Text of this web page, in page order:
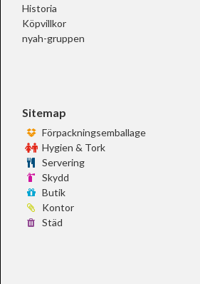
Historia
Köpvillkor
nyah-gruppen
Sitemap
Förpackningsemballage
Hygien & Tork
Servering
Skydd
Butik
Kontor
Städ